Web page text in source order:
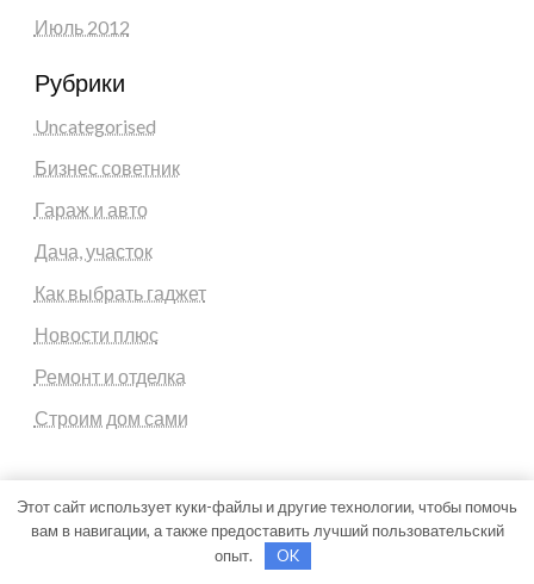
Июль 2012
Рубрики
Uncategorised
Бизнес советник
Гараж и авто
Дача, участок
Как выбрать гаджет
Новости плюс
Ремонт и отделка
Строим дом сами
Theme by Silk Themes
Этот сайт использует куки-файлы и другие технологии, чтобы помочь
вам в навигации, а также предоставить лучший пользовательский
опыт.
OK